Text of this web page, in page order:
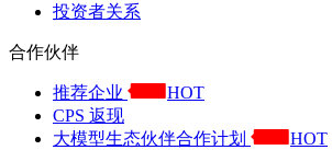
投资者关系
合作伙伴
推荐企业
HOT
CPS 返现
大模型生态伙伴合作计划
HOT